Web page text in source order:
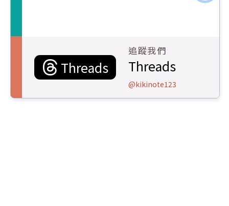
Threads
追蹤我們
Threads
@kikinote123